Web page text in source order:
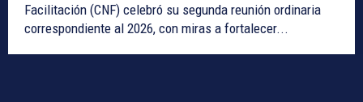
Facilitación (CNF) celebró su segunda reunión ordinaria
correspondiente al 2026, con miras a fortalecer...